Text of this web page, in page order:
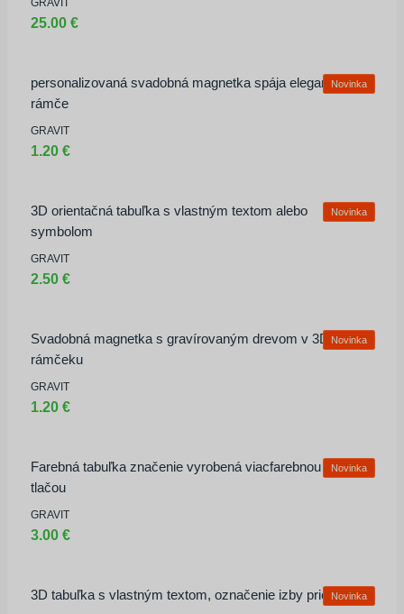
GRAVIT
25.00 €
personalizovaná svadobná magnetka spája elegantný 3D
rámče
Novinka
GRAVIT
1.20 €
3D orientačná tabuľka s vlastným textom alebo
symbolom
Novinka
GRAVIT
2.50 €
Svadobná magnetka s gravírovaným drevom v 3D
rámčeku
Novinka
GRAVIT
1.20 €
Farebná tabuľka značenie vyrobená viacfarebnou 3d
tlačou
Novinka
GRAVIT
3.00 €
3D tabuľka s vlastným textom, označenie izby priestoru
Novinka